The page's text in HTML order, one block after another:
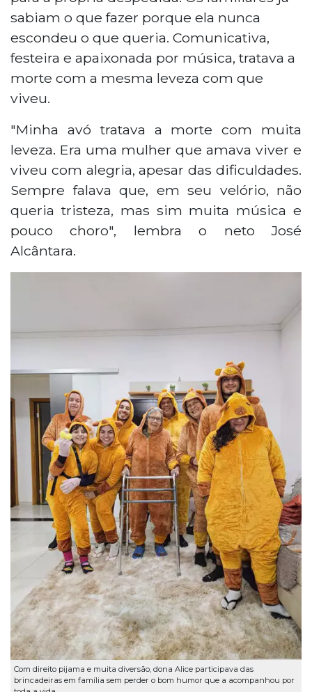
sabiam o que fazer porque ela nunca
escondeu o que queria. Comunicativa,
festeira e apaixonada por música, tratava a
morte com a mesma leveza com que
viveu.
"Minha avó tratava a morte com muita
leveza. Era uma mulher que amava viver e
viveu com alegria, apesar das dificuldades.
Sempre falava que, em seu velório, não
queria tristeza, mas sim muita música e
pouco choro", lembra o neto José
Alcântara.
Com direito pijama e muita diversão, dona Alice participava das
brincadeiras em família sem perder o bom humor que a acompanhou por